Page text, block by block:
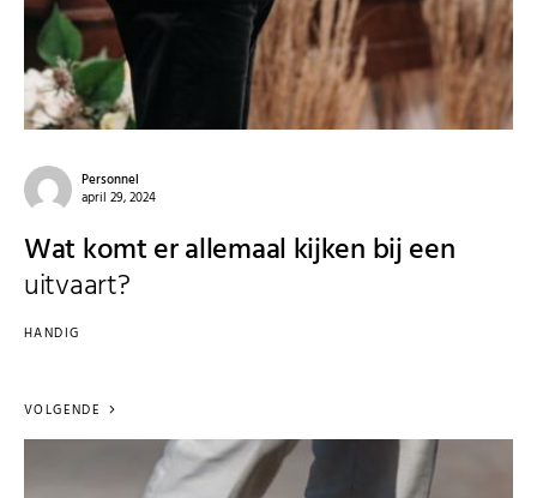
Personnel
april 29, 2024
Wat komt er allemaal kijken bij een
uitvaart?
HANDIG
VOLGENDE